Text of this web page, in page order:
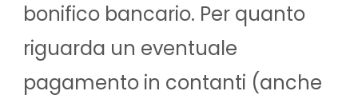
bonifico bancario. Per quanto
riguarda un eventuale
pagamento in contanti (anche